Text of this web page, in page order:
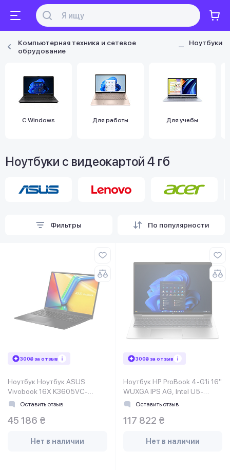
Компьютерная техника и сетевое
обрудование
Ноутбуки
С Windows Для работы Для учебы
Ноутбуки с видеокартой 4 гб
Фильтры По популярности
300₴ за отзыв
Ноутбук Ноутбук ASUS
Vivobook 16X K3605VC-
RP379 16" WUXGA IPS, Intel
NVD3050-4, noO
Оставить отзыв
45 186 ₴
Нет в наличии
300₴ за отзыв
Ноутбук HP ProBook 4-G1i 16"
WUXGA IPS AG, Intel U5-
225H, 32GB, F1TB, NVD3050-
Оставить отзыв
117 822 ₴
Нет в наличии